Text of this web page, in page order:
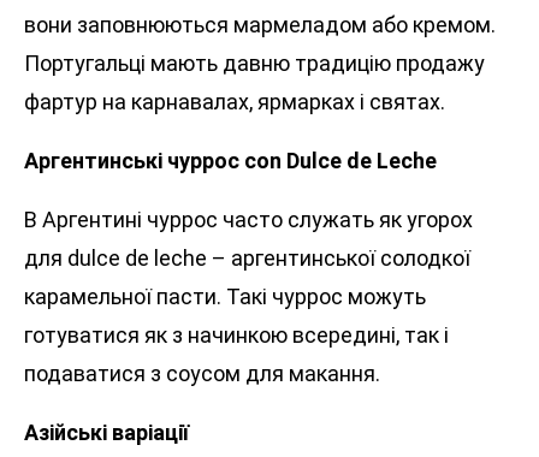
вони заповнюються мармеладом або кремом.
Португальці мають давню традицію продажу
фартур на карнавалах, ярмарках і святах.
Аргентинські чуррос con Dulce de Leche
В Аргентині чуррос часто служать як угорох
для dulce de leche – аргентинської солодкої
карамельної пасти. Такі чуррос можуть
готуватися як з начинкою всередині, так і
подаватися з соусом для макання.
Азійські варіації